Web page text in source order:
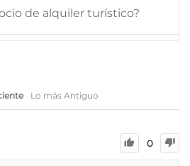
de alquiler turístico?
Lo más Antiguo
0